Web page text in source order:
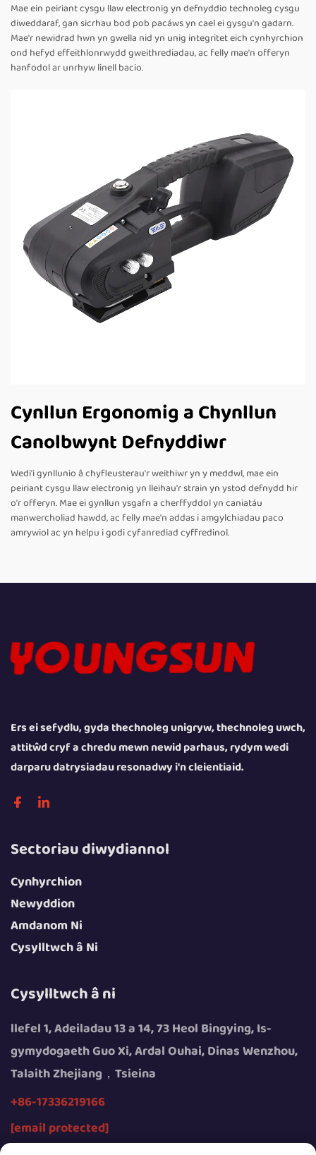
Mae ein peiriant cysgu llaw electronig yn defnyddio technoleg cysgu
diweddaraf, gan sicrhau bod pob pacáws yn cael ei gysgu'n gadarn.
Mae'r newidrad hwn yn gwella nid yn unig integritet eich cynhyrchion
ond hefyd effeithlonrwydd gweithrediadau, ac felly mae'n offeryn
hanfodol ar unrhyw linell bacio.
Cynllun Ergonomig a Chynllun
Canolbwynt Defnyddiwr
Wedi'i gynllunio â chyfleusterau'r weithiwr yn y meddwl, mae ein
peiriant cysgu llaw electronig yn lleihau'r strain yn ystod defnydd hir
o'r offeryn. Mae ei gynllun ysgafn a cherffyddol yn caniatáu
manwercholiad hawdd, ac felly mae'n addas i amgylchiadau paco
amrywiol ac yn helpu i godi cyfanrediad cyffredinol.
Ers ei sefydlu, gyda thechnoleg unigryw, thechnoleg uwch,
attitŵd cryf a chredu mewn newid parhaus, rydym wedi
darparu datrysiadau resonadwy i'n cleientiaid.
Sectoriau diwydiannol
Cynhyrchion
Newyddion
Amdanom Ni
Cysylltwch â Ni
Cysylltwch â ni
llefel 1, Adeiladau 13 a 14, 73 Heol Bingying, Is-
gymydogaeth Guo Xi, Ardal Ouhai, Dinas Wenzhou,
Talaith Zhejiang，Tsieina
+86-17336219166
[email protected]